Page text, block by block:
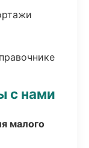
с нами
малого